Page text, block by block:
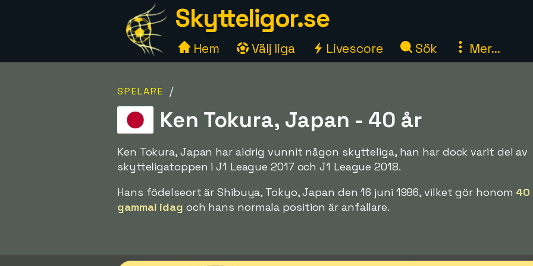
Skytteligor.se
Hem Välj liga Livescore Sök Mer...
SPELARE /
Ken Tokura, Japan - 40 år
Ken Tokura, Japan har aldrig vunnit någon skytteliga, han har dock varit del av
skytteligatoppen i J1 League 2017 och J1 League 2018.
Hans födelseort är Shibuya, Tokyo, Japan den 16 juni 1986, vilket gör honom 40
gammal idag och hans normala position är anfallare.